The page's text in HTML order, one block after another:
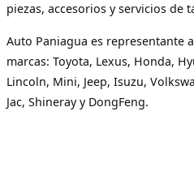
piezas, accesorios y servicios de
Auto Paniagua es representante
marcas: Toyota, Lexus, Honda,
Lincoln, Mini, Jeep, Isuzu,
Jac, Shineray y DongFeng.